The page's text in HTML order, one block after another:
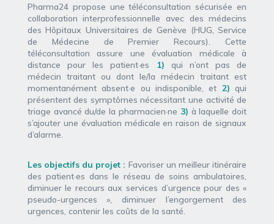
Pharma24 propose une téléconsultation sécurisée en
collaboration interprofessionnelle avec des médecins
des Hôpitaux Universitaires de Genève (HUG, Service
de Médecine de Premier Recours). Cette
téléconsultation assure une évaluation médicale à
distance pour les patient·es 1) qui n’ont pas de
médecin traitant ou dont le/la médecin traitant est
momentanément absent·e ou indisponible, et 2) qui
présentent des symptômes nécessitant une activité de
triage avancé du/de la pharmacien·ne 3) à laquelle doit
s’ajouter une évaluation médicale en raison de signaux
d’alarme.
Les objectifs du projet : Favoriser un meilleur itinéraire
des patient·es dans le réseau de soins ambulatoires,
diminuer le recours aux services d’urgence pour des «
pseudo-urgences », diminuer l’engorgement des
urgences, contenir les coûts de la santé.